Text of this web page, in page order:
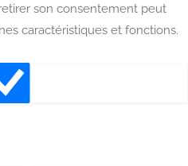
son consentement peut
caractéristiques et fonctions.